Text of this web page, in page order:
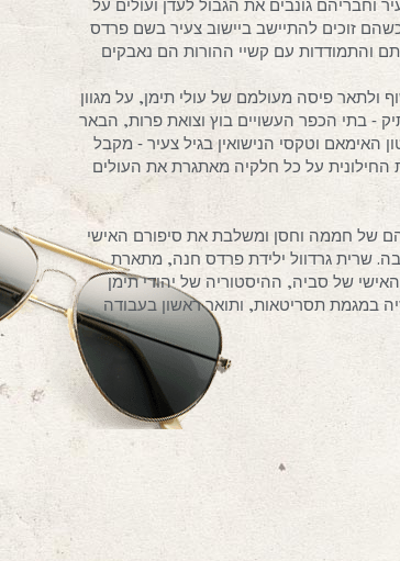
גונבים את הגבול לעדן ועולים על
זוכים להתיישב ביישוב צעיר בשם פרדס
והתמודדות עם קשיי ההורות הם נאבקים
פיסה מעולמם של עולי תימן, על מגוון
‐ בתי הכפר העשויים בוץ וצואת פרות, הבאר
וטקסי הנישואין בגיל צעיר ‐ מקבל
על כל חלקיה מאתגרת את העולים
של חממה וחסן ומשלבת את סיפורם האישי
שרית גרדוול ילידת פרדס חנה, מתארת
של סביה, ההיסטוריה של יהודי תימן
במגמת תסריטאות, ותואר ראשון בעבודה